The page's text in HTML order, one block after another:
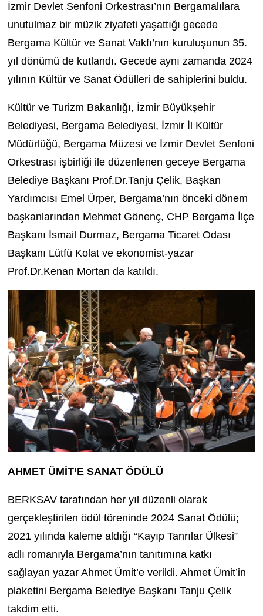
İzmir Devlet Senfoni Orkestrası’nın Bergamalılara
unutulmaz bir müzik ziyafeti yaşattığı gecede
Bergama Kültür ve Sanat Vakfı’nın kuruluşunun 35.
yıl dönümü de kutlandı. Gecede aynı zamanda 2024
yılının Kültür ve Sanat Ödülleri de sahiplerini buldu.
Kültür ve Turizm Bakanlığı, İzmir Büyükşehir
Belediyesi, Bergama Belediyesi, İzmir İl Kültür
Müdürlüğü, Bergama Müzesi ve İzmir Devlet Senfoni
Orkestrası işbirliği ile düzenlenen geceye Bergama
Belediye Başkanı Prof.Dr.Tanju Çelik, Başkan
Yardımcısı Emel Ürper, Bergama’nın önceki dönem
başkanlarından Mehmet Gönenç, CHP Bergama İlçe
Başkanı İsmail Durmaz, Bergama Ticaret Odası
Başkanı Lütfü Kolat ve ekonomist-yazar
Prof.Dr.Kenan Mortan da katıldı.
AHMET ÜMİT’E SANAT ÖDÜLÜ
BERKSAV tarafından her yıl düzenli olarak
gerçekleştirilen ödül töreninde 2024 Sanat Ödülü;
2021 yılında kaleme aldığı “Kayıp Tanrılar Ülkesi”
adlı romanıyla Bergama’nın tanıtımına katkı
sağlayan yazar Ahmet Ümit’e verildi. Ahmet Ümit’in
plaketini Bergama Belediye Başkanı Tanju Çelik
takdim etti.